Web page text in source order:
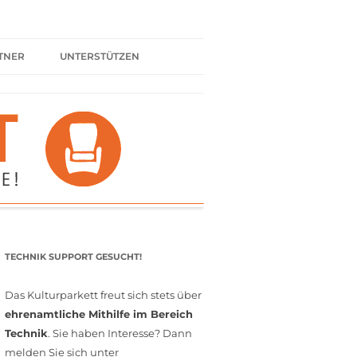
UNTERSTÜTZEN
SPENDEN
FÖRDERMITGLIED WERDEN
MITGLIEDSCHAFT
TECHNIK SUPPORT GESUCHT!
Das Kulturparkett freut sich stets über
ehrenamtliche Mithilfe im Bereich
Technik. Sie haben Interesse? Dann
melden Sie sich unter